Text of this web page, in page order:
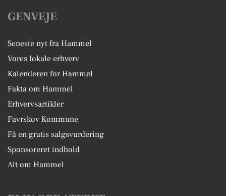
GENVEJE
Seneste nyt fra Hammel
Vores lokale erhverv
Kalenderen for Hammel
Fakta om Hammel
Erhvervsartikler
Favrskov Kommune
Få en gratis salgsvurdering
Sponsoreret indhold
Alt om Hammel